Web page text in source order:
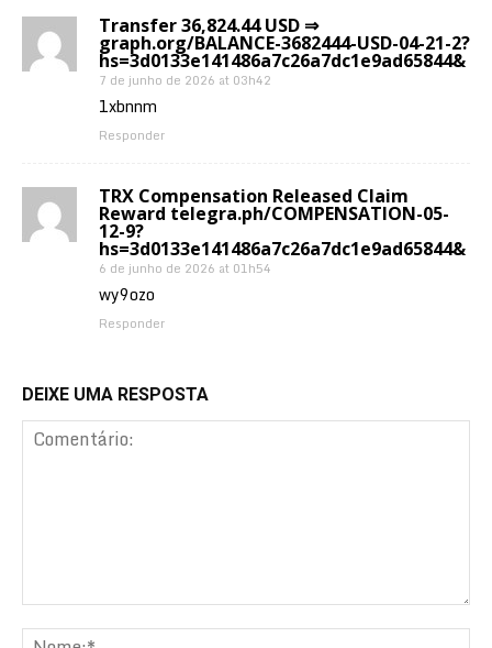
Transfer 36,824.44 USD ⇒
graph.org/BALANCE-3682444-USD-04-21-2?
hs=3d0133e141486a7c26a7dc1e9ad65844&
7 de junho de 2026 at 03h42
1xbnnm
Responder
TRX Compensation Released Claim
Reward telegra.ph/COMPENSATION-05-
12-9?
hs=3d0133e141486a7c26a7dc1e9ad65844&
6 de junho de 2026 at 01h54
wy9ozo
Responder
DEIXE UMA RESPOSTA